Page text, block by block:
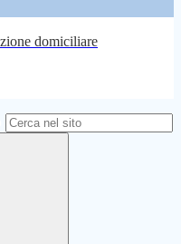
domiciliare